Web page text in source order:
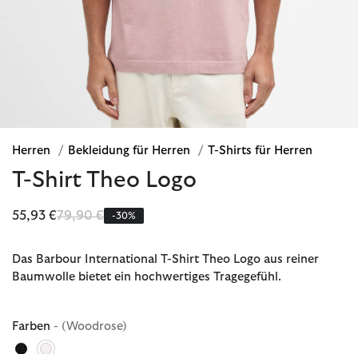
Herren / Bekleidung für Herren / T-Shirts für Herren
T-Shirt Theo Logo
55,93 €Reduziert von
79,90 €bis-30%
Das Barbour International T-Shirt Theo Logo aus reiner
Baumwolle bietet ein hochwertiges Tragegefühl.
Farben - (Woodrose)